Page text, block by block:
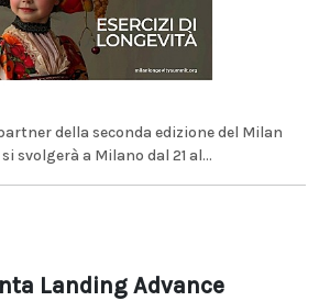
della seconda edizione del Milan
svolgerà a Milano dal 21 al...
Landing Advance